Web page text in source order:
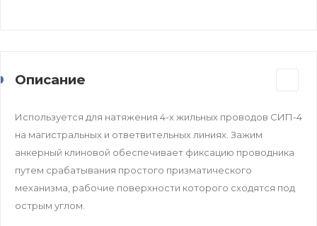
Описание
Используется для натяжения 4-х жильных проводов СИП-4
на магистральных и ответвительных линиях. Зажим
анкерный клиновой обеспечивает фиксацию проводника
путем срабатывания простого призматического
механизма, рабочие поверхности которого сходятся под
острым углом.